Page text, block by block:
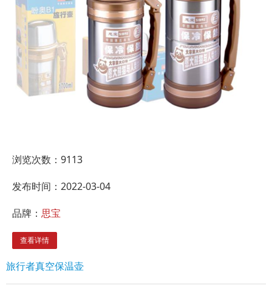
浏览次数： 9113
发布时间：2022-03-04
品牌： 思宝
查看详情
旅行者真空保温壶